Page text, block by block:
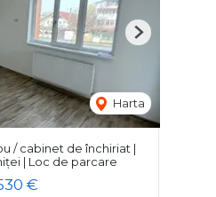
Harta
Next
/ cabinet de închiriat |
| Loc de parcare
€